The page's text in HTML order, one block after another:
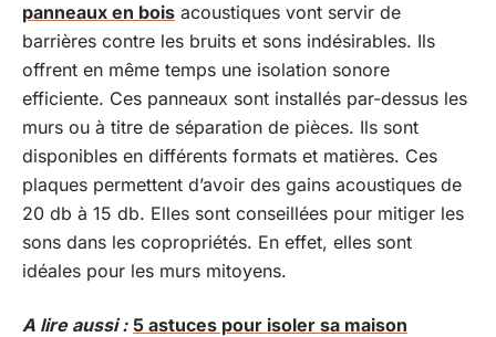
panneaux en bois acoustiques vont servir de
barrières contre les bruits et sons indésirables. Ils
offrent en même temps une isolation sonore
efficiente. Ces panneaux sont installés par-dessus les
murs ou à titre de séparation de pièces. Ils sont
disponibles en différents formats et matières. Ces
plaques permettent d’avoir des gains acoustiques de
20 db à 15 db. Elles sont conseillées pour mitiger les
sons dans les copropriétés. En effet, elles sont
idéales pour les murs mitoyens.
A lire aussi : 5 astuces pour isoler sa maison